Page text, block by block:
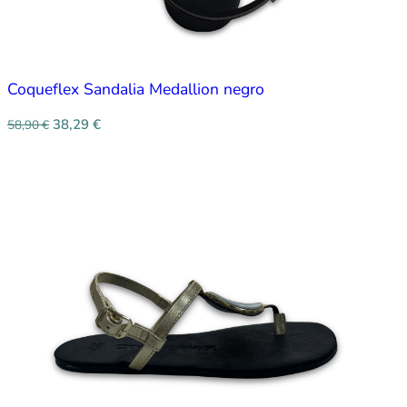
Coqueflex Sandalia Medallion negro
58,90€ 38,29 €